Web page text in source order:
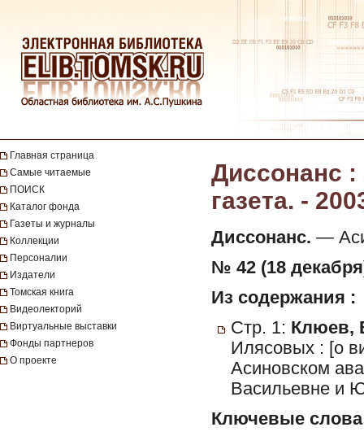
Главная страница
Самые читаемые
ПОИСК
Каталог фонда
Газеты и журналы
Коллекции
Персоналии
Издатели
Томская книга
Видеолекторий
Виртуальные выставки
Фонды партнеров
О проекте
Диссонанс :
газета. -
Диссонанс. —
№ 42 (18
Из содержания :
Стр. 1: Клюев,
Илясовых : [о
Асиновском
Васильевне и
Ключевые слова